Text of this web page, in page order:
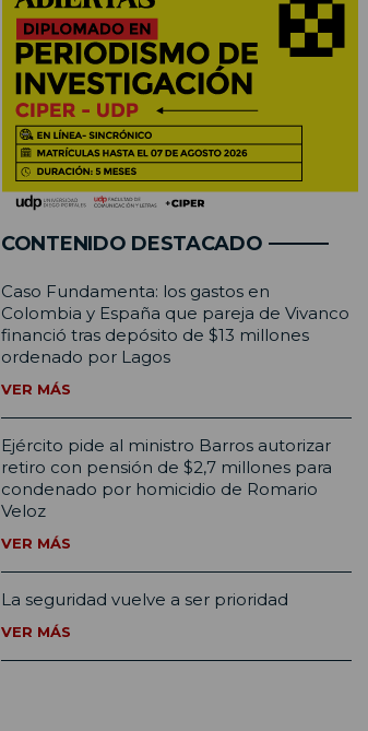
CONTENIDO DESTACADO
Caso Fundamenta: los gastos en
Colombia y España que pareja de Vivanco
financió tras depósito de $13 millones
ordenado por Lagos
VER MÁS
Ejército pide al ministro Barros autorizar
retiro con pensión de $2,7 millones para
condenado por homicidio de Romario
Veloz
VER MÁS
La seguridad vuelve a ser prioridad
VER MÁS